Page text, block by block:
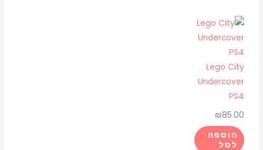
Lego City
Undercover
PS4
₪85.00
הוספה
לסל